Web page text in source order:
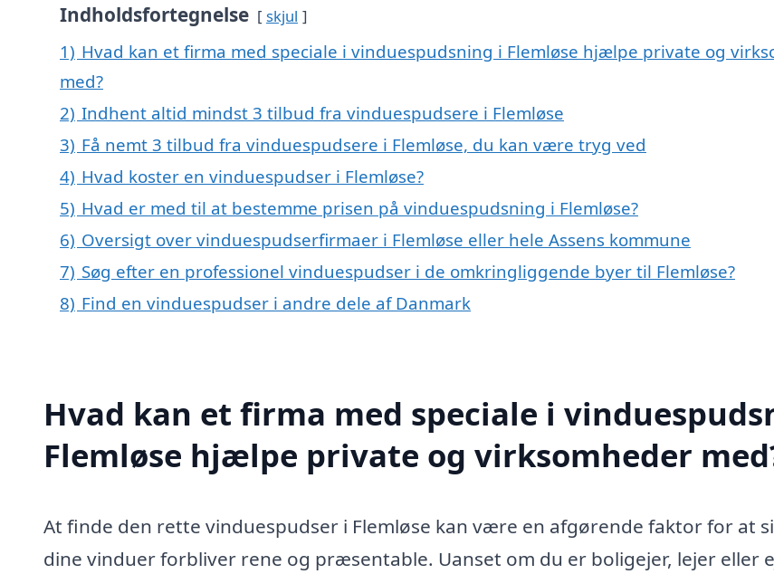
Indholdsfortegnelse skjul
1) Hvad kan et firma med speciale i vinduespudsning i Flemløse hjælpe private og
med?
2) Indhent altid mindst 3 tilbud fra vinduespudsere i Flemløse
3) Få nemt 3 tilbud fra vinduespudsere i Flemløse, du kan være tryg ved
4) Hvad koster en vinduespudser i Flemløse?
5) Hvad er med til at bestemme prisen på vinduespudsning i Flemløse?
6) Oversigt over vinduespudserfirmaer i Flemløse eller hele Assens kommune
7) Søg efter en professionel vinduespudser i de omkringliggende byer til Flemløse?
8) Find en vinduespudser i andre dele af Danmark
Hvad kan et firma med speciale i
Flemløse hjælpe private og virksomheder
At finde den rette vinduespudser i Flemløse kan være en afgørende faktor for at
dine vinduer forbliver rene og præsentable. Uanset om du er boligejer, lejer eller